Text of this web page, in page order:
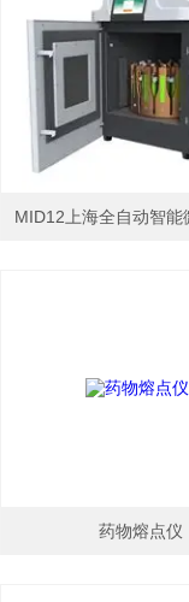
MID12上海全自动智能
药物熔点仪